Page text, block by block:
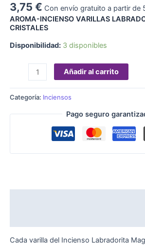
3,75 € Con envío gratuito a partir de
AROMA-INCIENSO VARILLAS
CRISTALES
Disponibilidad: 3 disponibles
Añadir al carrito
Categoría: Inciensos
Pago seguro
Cada varilla del Incienso Labradorita